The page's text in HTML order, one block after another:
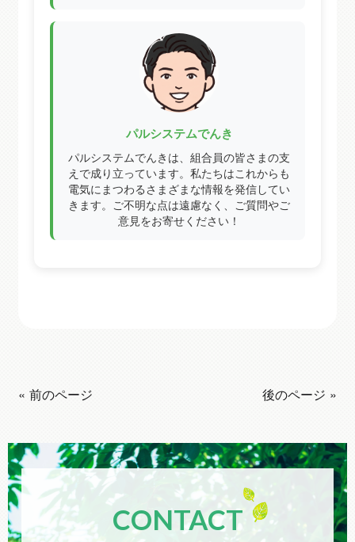
専
パルシステムでんき
パルシステムでんきは、組合員の皆さまの支
えで成り立っています。私たちはこれからも
電気にまつわるさまざまな情報を発信してい
きます。ご不明な点は遠慮なく、ご質問やご
意見をお寄せください！
« 前のページ 後のページ »
CONTACT